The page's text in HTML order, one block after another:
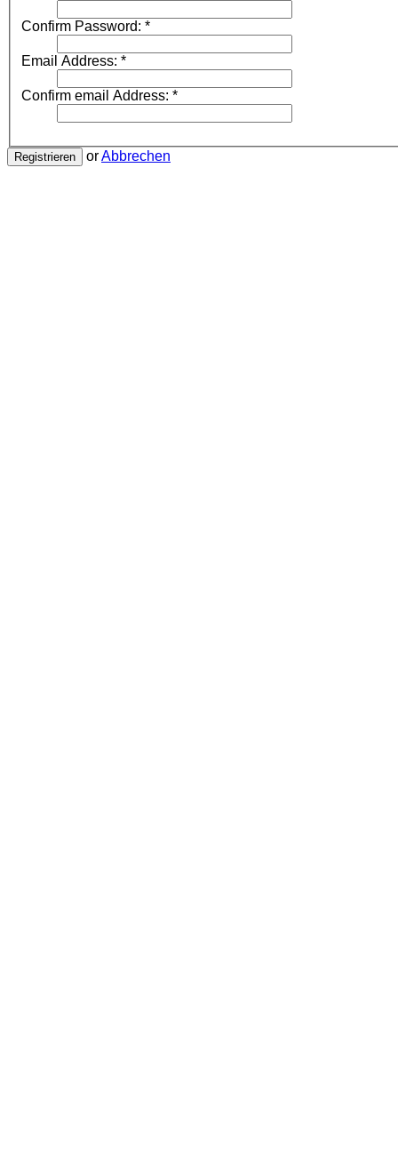
Confirm Password: *
Email Address: *
Confirm email Address: *
Registrieren orAbbrechen